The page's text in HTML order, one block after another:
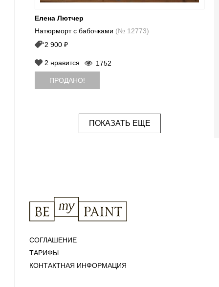
Елена Лютчер
Натюрморт с бабочками (№ 12773)
2 900 ₽
2 нравится 1752
ПРОДАНО!
ПОКАЗАТЬ ЕЩЕ
СОГЛАШЕНИЕ
ТАРИФЫ
КОНТАКТНАЯ ИНФОРМАЦИЯ